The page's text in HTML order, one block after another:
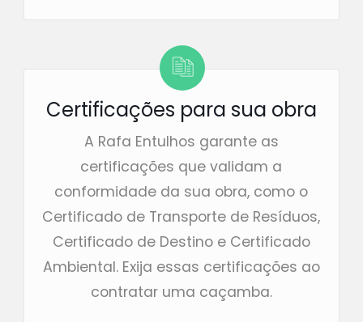
Certificações para sua obra
A Rafa Entulhos garante as
certificações que validam a
conformidade da sua obra, como o
Certificado de Transporte de Resíduos,
Certificado de Destino e Certificado
Ambiental. Exija essas certificações ao
contratar uma caçamba.